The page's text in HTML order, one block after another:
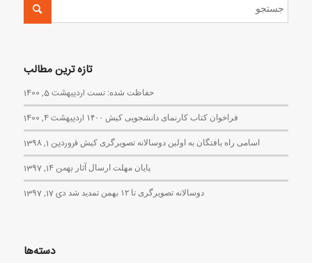
تازه ترین مطالب
حفاظت شده: تست اردیبهشت 5, 1400
فراخوان کتاب کارنمای دانشجویی کیش ۱۴۰۰ اردیبهشت 4, 1400
اسامی راه یافتگان به اولین دوسالانه تصویرگری کیش فروردین 1, 1398
پایان مهلت ارسال آثار بهمن 14, 1397
دوسالانه تصویرگری تا ۱۲ بهمن تمدید شد دی 17, 1397
دسته‌ها